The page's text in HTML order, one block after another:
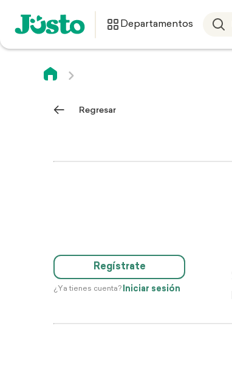
Departamentos
Regresar
Regístrate
¿Ya tienes cuenta? Iniciar sesión